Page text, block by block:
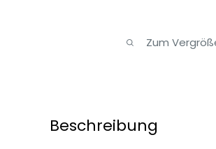
Zum
Beschreibung